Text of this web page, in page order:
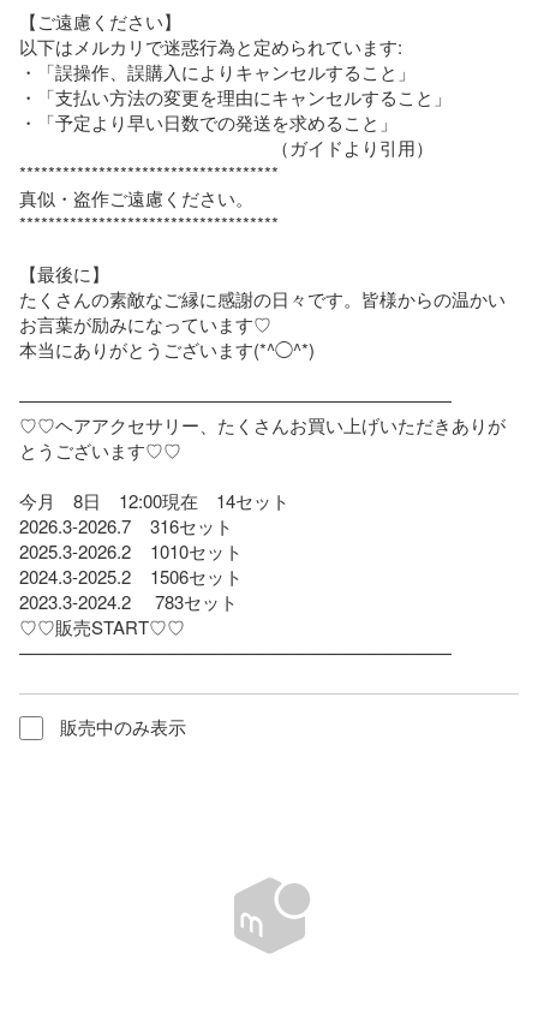
【ご遠慮ください】
以下はメルカリで迷惑行為と定められています:
・「誤操作、誤購入によりキャンセルすること」
・「支払い方法の変更を理由にキャンセルすること」
・「予定より早い日数での発送を求めること」
（ガイドより引用）
************************************
真似・盗作ご遠慮ください。
************************************
【最後に】
たくさんの素敵なご縁に感謝の日々です。皆様からの温かい
お言葉が励みになっています♡
本当にありがとうございます(*^◯^*)
————————————————————————
♡♡ヘアアクセサリー、たくさんお買い上げいただきありが
とうございます♡♡
今月　8日　12:00現在　14セット
2026.3-2026.7    316セット
2025.3-2026.2    1010セット
2024.3-2025.2    1506セット
2023.3-2024.2     783セット
♡♡販売START♡♡
————————————————————————
販売中のみ表示